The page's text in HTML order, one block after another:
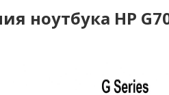
ноутбука HP